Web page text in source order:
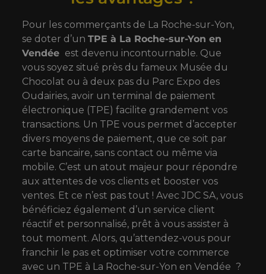
Pour les commerçants de La Roche-sur-Yon,
se doter d’unTPE à La Roche-sur-Yon en
Vendée est devenu incontournable. Que
vous soyez situé près du fameux Musée du
Chocolat ou à deux pas du Parc Expo des
Oudairies, avoir un terminal de paiement
électronique (TPE) facilite grandement vos
transactions. Un TPE vous permet d’accepter
divers moyens de paiement, que ce soit par
carte bancaire, sans contact ou même via
mobile. C’est un atout majeur pour répondre
aux attentes de vos clients et booster vos
ventes. Et ce n’est pas tout ! Avec JDC SA, vous
bénéficiez également d’un service client
réactif et personnalisé, prêt à vous assister à
tout moment. Alors, qu’attendez-vous pour
franchir le pas et optimiser votre commerce
avec un TPE à La Roche-sur-Yon en Vendée ?